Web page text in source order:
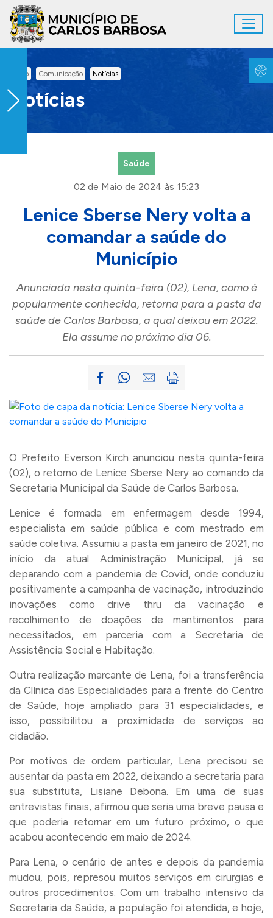
Ir para conteúdo principal
Inicio Comunicação Notícias
Notícias
Saúde
02 de Maio de 2024 às 15:23
Lenice Sberse Nery volta a
comandar a saúde do
Município
Anunciada nesta quinta-feira (02), Lena, como é
popularmente conhecida, retorna para a pasta da
saúde de Carlos Barbosa, a qual deixou em 2022.
Ela assume no próximo dia 06.
O Prefeito Everson Kirch anunciou nesta quinta-feira
(02), o retorno de Lenice Sberse Nery ao comando da
Secretaria Municipal da Saúde de Carlos Barbosa.
Lenice é formada em enfermagem desde 1994,
especialista em saúde pública e com mestrado em
saúde coletiva. Assumiu a pasta em janeiro de 2021, no
início da atual Administração Municipal, já se
deparando com a pandemia de Covid, onde conduziu
positivamente a campanha de vacinação, introduzindo
inovações como drive thru da vacinação e
recolhimento de doações de mantimentos para
necessitados, em parceria com a Secretaria de
Assistência Social e Habitação.
Outra realização marcante de Lena, foi a transferência
da Clínica das Especialidades para a frente do Centro
de Saúde, hoje ampliado para 31 especialidades, e
isso, possibilitou a proximidade de serviços ao
cidadão.
Por motivos de ordem particular, Lena precisou se
ausentar da pasta em 2022, deixando a secretaria para
sua substituta, Lisiane Debona. Em uma de suas
entrevistas finais, afirmou que seria uma breve pausa e
que poderia retornar em um futuro próximo, o que
acabou acontecendo em maio de 2024.
Para Lena, o cenário de antes e depois da pandemia
mudou, pois, represou muitos serviços em cirurgias e
outros procedimentos. Com um trabalho intensivo da
Secretaria da Saúde, a população foi atendida, e hoje,